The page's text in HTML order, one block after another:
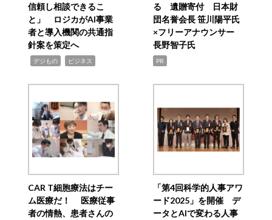
信頼し相談できるこ
と」 ロジカがAI事業
者と導入機関の共通指
針案を策定へ
デジもの ビジネス
る 遺贈寄付 日本財
団名誉会長 笹川陽平氏
×フリーアナウンサー
長野智子氏
PR
CAR T細胞療法はチー
ム医療だ！ 医療従事
者の情熱、患者さんの
「第4回科学的人事アワ
ード2025」を開催 デ
ータとAIで変わる人事